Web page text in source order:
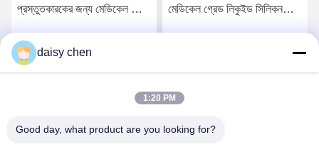
প্রস্তুতকারকের জন্য মেডিকেল গ্রেড
সেরা মূল্য পান
মেডিকেল গ্রেড লিকুইড সিলিকন
daisy chen
1:20 PM
Good day, what product are you looking for?